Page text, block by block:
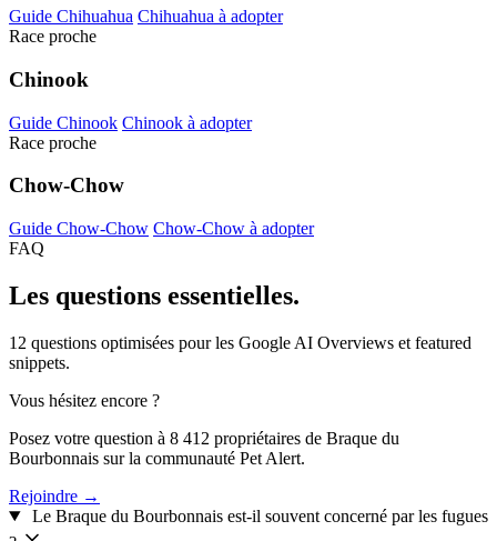
Guide Chihuahua Chihuahua à adopter
Race proche
Chinook
Guide Chinook Chinook à adopter
Race proche
Chow-Chow
Guide Chow-Chow Chow-Chow à adopter
FAQ
Les questions essentielles.
12 questions optimisées pour les Google AI Overviews et featured
snippets.
Vous hésitez encore ?
Posez votre question à 8 412 propriétaires de Braque du
Bourbonnais sur la communauté Pet Alert.
Rejoindre →
Le Braque du Bourbonnais est-il souvent concerné par les fugues